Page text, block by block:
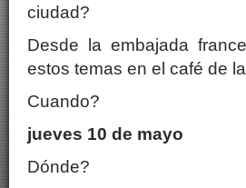
ciudad?
Desde la embajada
estos temas en el café de
Cuando?
jueves 10 de mayo
Dónde?